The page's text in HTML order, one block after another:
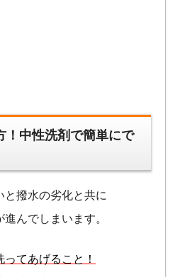
！中性洗剤で簡単にで
撥水の劣化と共に
んでしまいます。
てあげること！